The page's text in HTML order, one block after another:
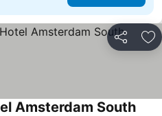
シェア お
Amsterdam South